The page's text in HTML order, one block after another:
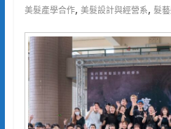
美髮產學合作, 美髮設計與經營系, 髮